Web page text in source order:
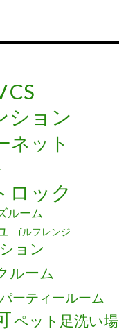
CS
ション
ネット
ロック
ルーム
ゴルフレンジ
ョン
ルーム
パーティールーム
ペット足洗い場